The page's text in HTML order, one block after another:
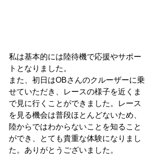
私は基本的には陸待機で応援やサポー
トとなりました。
また、初日はOBさんのクルーザーに乗
せていただき、レースの様子を近くま
で見に行くことができました。レース
を見る機会は普段ほとんどないため、
陸からではわからないことを知ること
ができ、とても貴重な体験になりまし
た。ありがとうございました。